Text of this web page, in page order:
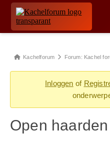
Kachelforum Forum: Kachel
Inloggen of
Open haarden